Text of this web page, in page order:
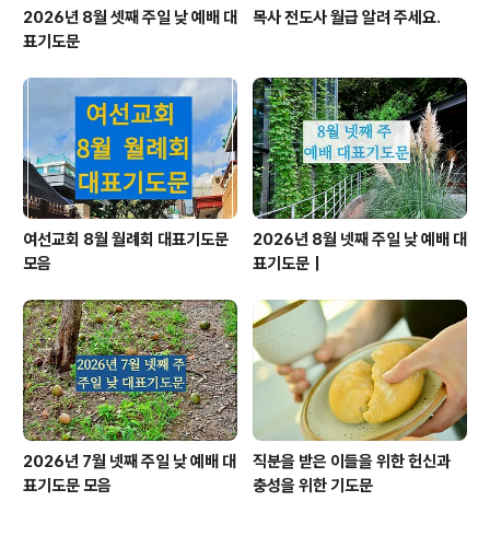
2026년 8월 셋째 주일 낮 예배 대
표기도문
목사 전도사 월급 알려 주세요.
여선교회 8월 월례회 대표기도문
모음
2026년 8월 넷째 주일 낮 예배 대
표기도문｜
2026년 7월 넷째 주일 낮 예배 대
표기도문 모음
직분을 받은 이들을 위한 헌신과
충성을 위한 기도문